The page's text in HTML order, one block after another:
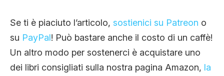
Se ti è piaciuto l’articolo, sostienici su Patreon o
su PayPal! Può bastare anche il costo di un caffè!
Un altro modo per sostenerci è acquistare uno
dei libri consigliati sulla nostra pagina Amazon, la